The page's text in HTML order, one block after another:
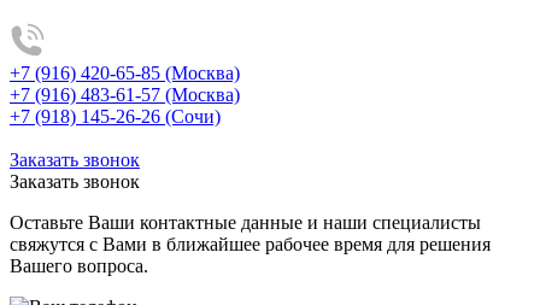
+7 (916) 420-65-85 (Москва)
+7 (916) 483-61-57 (Москва)
+7 (918) 145-26-26 (Сочи)
Заказать звонок
Заказать звонок
Оставьте Ваши контактные данные и наши специалисты
свяжутся с Вами в ближайшее рабочее время для решения
Вашего вопроса.